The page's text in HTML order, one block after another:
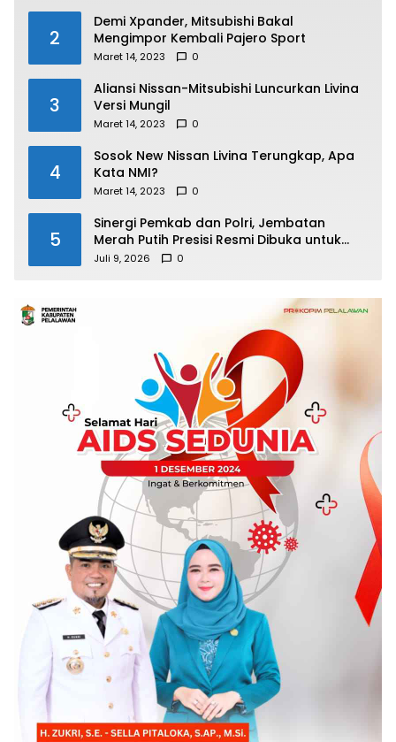
2
Demi Xpander, Mitsubishi Bakal
Mengimpor Kembali Pajero Sport
Maret 14, 2023 0
3
Aliansi Nissan-Mitsubishi Luncurkan Livina
Versi Mungil
Maret 14, 2023 0
4
Sosok New Nissan Livina Terungkap, Apa
Kata NMI?
Maret 14, 2023 0
5
Sinergi Pemkab dan Polri, Jembatan
Merah Putih Presisi Resmi Dibuka untuk
Masyarakat Desa Rangsang
Juli 9, 2026 0